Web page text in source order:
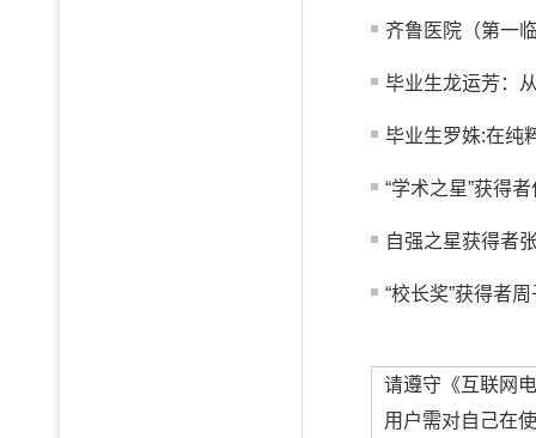
齐鲁医院（第一
毕业生龙运芳：
毕业生罗姝:在纯
“学术之星”获得
自强之星获得者
“校长奖”获得者
请遵守《互联网
用户需对自己在